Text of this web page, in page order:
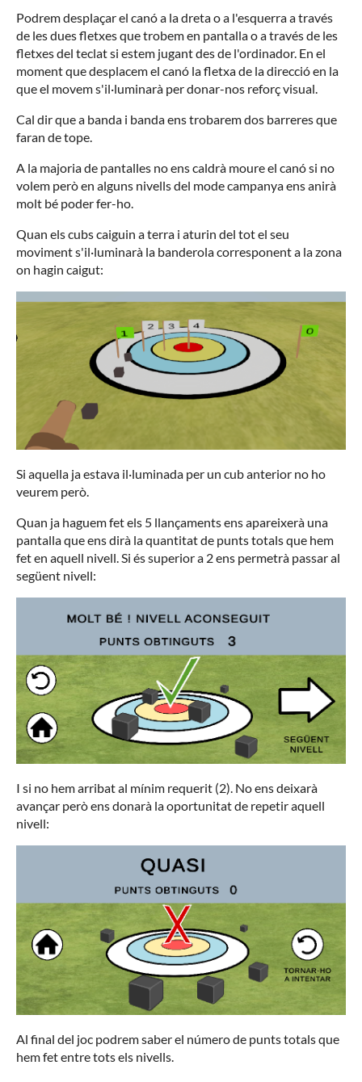
Podrem desplaçar el canó a la dreta o a l'esquerra a través
de les dues fletxes que trobem en pantalla o a través de les
fletxes del teclat si estem jugant des de l'ordinador. En el
moment que desplacem el canó la fletxa de la direcció en la
que el movem s'il·luminarà per donar-nos reforç visual.
Cal dir que a banda i banda ens trobarem dos barreres que
faran de tope.
A la majoria de pantalles no ens caldrà moure el canó si no
volem però en alguns nivells del mode campanya ens anirà
molt bé poder fer-ho.
Quan els cubs caiguin a terra i aturin del tot el seu
moviment s'il·luminarà la banderola corresponent a la zona
on hagin caigut:
Si aquella ja estava il·luminada per un cub anterior no ho
veurem però.
Quan ja haguem fet els 5 llançaments ens apareixerà una
pantalla que ens dirà la quantitat de punts totals que hem
fet en aquell nivell. Si és superior a 2 ens permetrà passar al
següent nivell:
I si no hem arribat al mínim requerit (2). No ens deixarà
avançar però ens donarà la oportunitat de repetir aquell
nivell:
Al final del joc podrem saber el número de punts totals que
hem fet entre tots els nivells.